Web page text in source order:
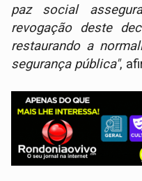
paz social
revogação deste
restaurando a
segurança pública",